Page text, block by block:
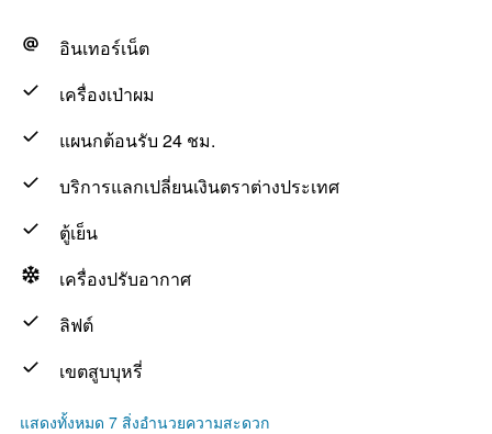
อินเทอร์เน็ต
เครื่องเป่าผม
แผนกต้อนรับ 24 ชม.
บริการแลกเปลี่ยนเงินตราต่างประเทศ
ตู้เย็น
เครื่องปรับอากาศ
ลิฟต์
เขตสูบบุหรี่
แสดงทั้งหมด 7 สิ่งอำนวยความสะดวก